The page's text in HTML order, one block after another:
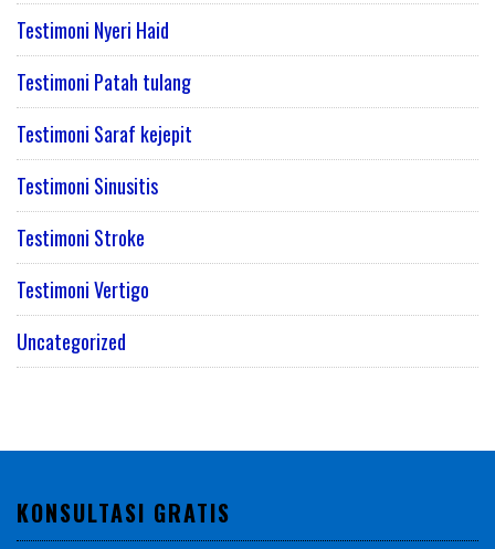
Testimoni Nyeri Haid
Testimoni Patah tulang
Testimoni Saraf kejepit
Testimoni Sinusitis
Testimoni Stroke
Testimoni Vertigo
Uncategorized
KONSULTASI GRATIS